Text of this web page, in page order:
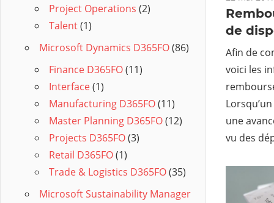
de
Afin de
voici les
une
vu des
Project Operations (2)
Talent(1)
Microsoft Dynamics D365FO(86)
Finance D365FO(11)
Interface(1)
Manufacturing D365FO(11)
Master Planning D365FO(12)
Projects D365FO(3)
Retail D365FO(1)
Trade & Logistics D365FO(35)
Microsoft Sustainability Manager